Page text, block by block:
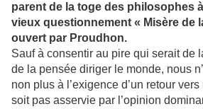
parent de la toge des philosophes
vieux questionnement « Misère de
ouvert par Proudhon.
Sauf à consentir au pire qui serait de
de la pensée diriger le monde, nous
non plus à l’exigence d’un retour
soit pas asservie par l’opinion